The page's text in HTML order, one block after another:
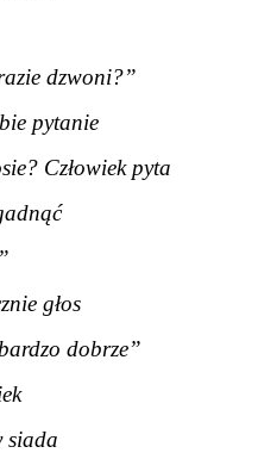
dzwoni?”
pytanie
Człowiek pyta
głos
dobrze”
siada